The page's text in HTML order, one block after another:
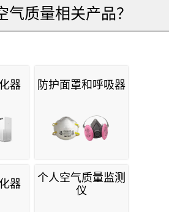
气质量相关产品？
器 防护面罩和呼吸器
器
个人空气质量监测
仪